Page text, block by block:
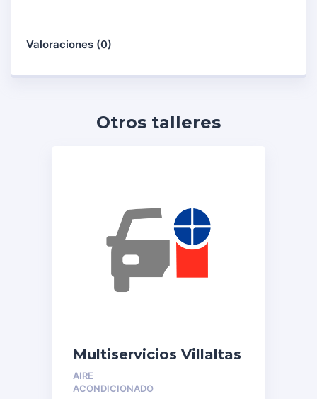
Valoraciones (0)
Otros talleres
Multiservicios Villaltas
AIRE
ACONDICIONADO